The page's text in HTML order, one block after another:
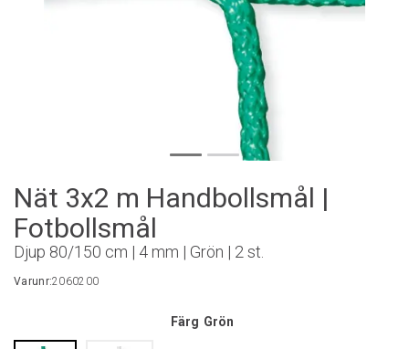
Nät 3x2 m Handbollsmål |
Fotbollsmål
Djup 80/150 cm | 4 mm | Grön | 2 st.
Varunr:2060200
Färg Grön